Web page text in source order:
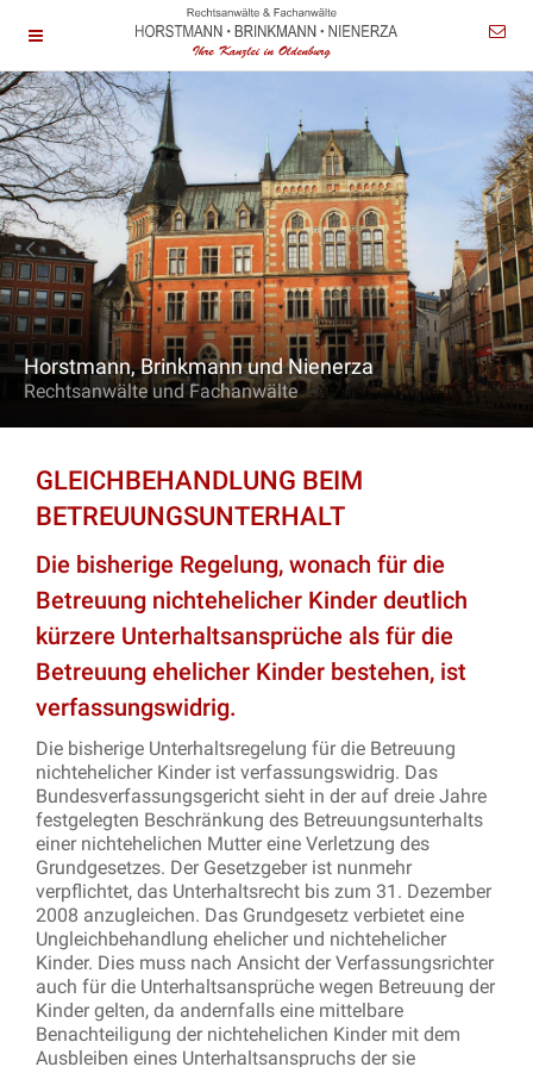
Horstmann, Brinkmann und Nienerza
Rechtsanwälte und Fachanwälte
GLEICHBEHANDLUNG BEIM
BETREUUNGSUNTERHALT
Die bisherige Regelung, wonach für die
Betreuung nichtehelicher Kinder deutlich
kürzere Unterhaltsansprüche als für die
Betreuung ehelicher Kinder bestehen, ist
verfassungswidrig.
Die bisherige Unterhaltsregelung für die Betreuung
nichtehelicher Kinder ist verfassungswidrig. Das
Bundesverfassungsgericht sieht in der auf dreie Jahre
festgelegten Beschränkung des Betreuungsunterhalts
einer nichtehelichen Mutter eine Verletzung des
Grundgesetzes. Der Gesetzgeber ist nunmehr
verpflichtet, das Unterhaltsrecht bis zum 31. Dezember
2008 anzugleichen. Das Grundgesetz verbietet eine
Ungleichbehandlung ehelicher und nichtehelicher
Kinder. Dies muss nach Ansicht der Verfassungsrichter
auch für die Unterhaltsansprüche wegen Betreuung der
Kinder gelten, da andernfalls eine mittelbare
Benachteiligung der nichtehelichen Kinder mit dem
Ausbleiben eines Unterhaltsanspruchs der sie